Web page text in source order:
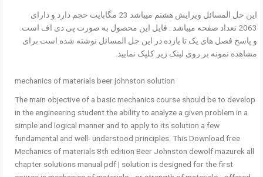
این حل المسائل ویرایش هشتم میباشد 23 مگابایت حجم دارد و دارای
2063 تعداد صفحه میباشد . فایل این محصول به صورت پی دی اف است.
و پاسخ فصل های یک تا یازده در این حل المسائل نوشته شده است برای
مشاهده نمونه بر روی لینک زیر کلیک نمایید.
mechanics of materials beer johnston solution
The main objective of a basic mechanics course should be to develop
in the engineering student the ability to analyze a given problem in a
simple and logical manner and to apply to its solution a few
fundamental and well- understood principles. This Download free
Mechanics of materials 8th edition Beer Johnston dewolf mazurek all
chapter solutions manual pdf | solution is designed for the first